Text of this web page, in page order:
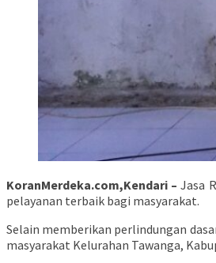
KoranMerdeka.com,Kendari – Jasa
pelayanan terbaik bagi masyarakat.
Selain memberikan perlindungan
masyarakat Kelurahan Tawanga,